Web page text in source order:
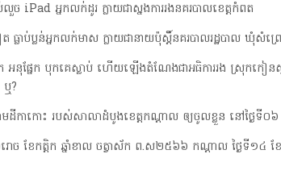
ប់លួច iPad អ្នកលក់ដូរ ក្លាយជាស្នងការរងនគរបាលខេត្តកំពត
ត ធ្លាប់ប្លន់អ្នកលក់មាស ក្លាយជានាយប៉ុស្តិ៍នគរបាលរដ្ឋបាល ឃុំសំ
អនុផ្នែក បុកគេស្លាប់ ហើយឡើងតំណែងជាអធិការរង ស្រុកកៀ
ឬ?
ដីកាកោះ របស់សាលាដំបូងខេត្តកណ្តាល ឲ្យចូលខ្លួន នៅថ្ងៃទី០
៦រោច ខែកត្តិក ឆ្នាំខាល ចត្វាស័ក ព.ស២៥៦៦ កណ្តាល ថ្ងៃទី១៤